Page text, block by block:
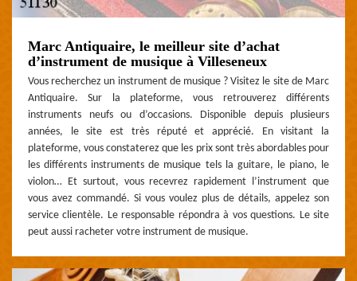
Marc Antiquaire, le meilleur site d’achat
d’instrument de musique à Villeseneux
Vous recherchez un instrument de musique ? Visitez le site de Marc
Antiquaire. Sur la plateforme, vous retrouverez différents
instruments neufs ou d’occasions. Disponible depuis plusieurs
années, le site est très réputé et apprécié. En visitant la
plateforme, vous constaterez que les prix sont très abordables pour
les différents instruments de musique tels la guitare, le piano, le
violon… Et surtout, vous recevrez rapidement l’instrument que
vous avez commandé. Si vous voulez plus de détails, appelez son
service clientèle. Le responsable répondra à vos questions. Le site
peut aussi racheter votre instrument de musique.